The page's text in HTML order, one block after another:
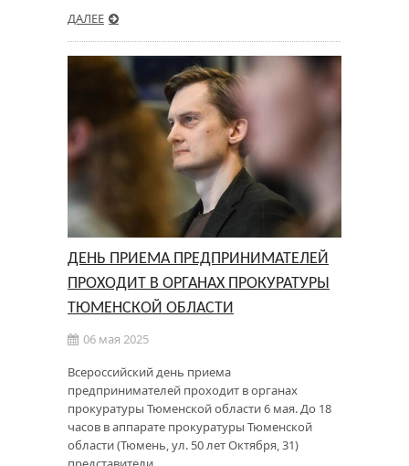
ДАЛЕЕ
ДЕНЬ ПРИЕМА ПРЕДПРИНИМАТЕЛЕЙ
ПРОХОДИТ В ОРГАНАХ ПРОКУРАТУРЫ
ТЮМЕНСКОЙ ОБЛАСТИ
06 мая 2025
Всероссийский день приема
предпринимателей проходит в органах
прокуратуры Тюменской области 6 мая. До 18
часов в аппарате прокуратуры Тюменской
области (Тюмень, ул. 50 лет Октября, 31)